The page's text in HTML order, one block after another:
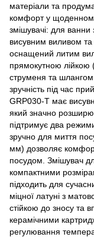
матеріали та
комфорт у
змішувачі: для ванни
висувним виливом
оснащений литим
прямокутною
струменя та
зручність під час
GRP030-T має
який значно
підтримує два
зручно для миття
мм) дозволяє
посудом. Змішувач
компактними
підходить для
міцної латуні з
стійкою до зносу та
керамічними
регулювання